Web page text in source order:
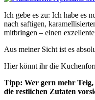
Ich gebe es zu: Ich habe es
nach saftigen,
mitbringen – einen
Aus meiner Sicht ist es
Hier könnt ihr die
Tipp: Wer gern mehr
die restlichen Zutaten